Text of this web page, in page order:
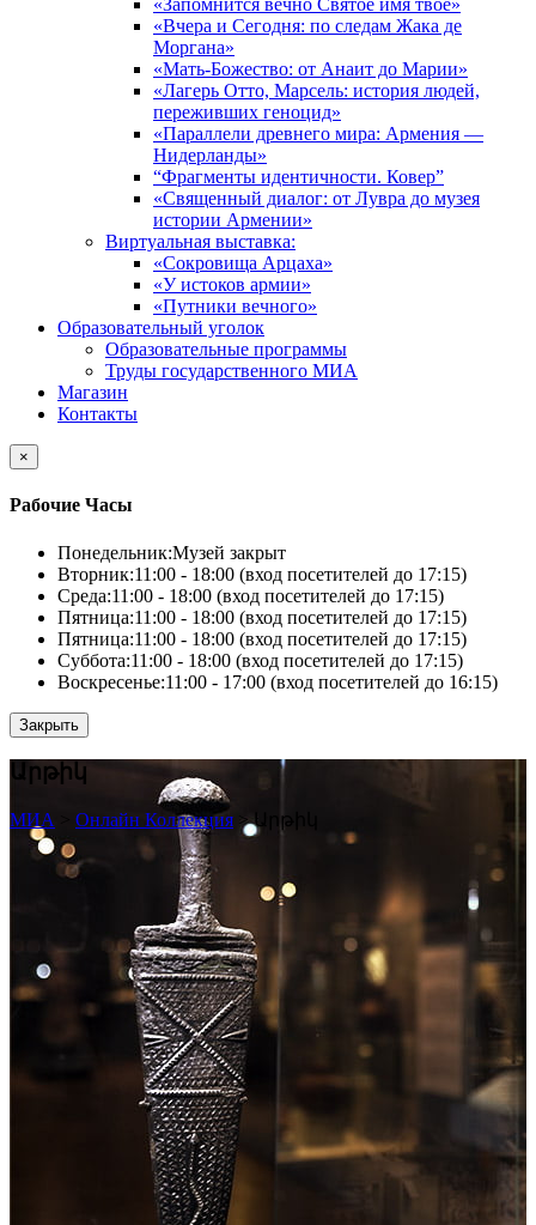
«Запомнится вечно Святое имя твоё»
«Вчера и Сегодня: по следам Жака де
Моргана»
«Мать-Божество: от Анаит до Марии»
«Лагерь Отто, Марсель: история людей,
переживших геноцид»
«Параллели древнего мира: Армения —
Нидерланды»
“Фрагменты идентичности. Ковер”
«Священный диалог: от Лувра до музея
истории Армении»
Виртуальная выставка:
«Сокровища Арцаха»
«У истоков армии»
«Путники вечного»
Образовательный уголок
Образовательные программы
Труды государственного МИА
Магазин
Контакты
×
Рабочие Часы
Понедельник:Музей закрыт
Вторник:11:00 - 18:00 (вход посетителей до 17:15)
Среда:11:00 - 18:00 (вход посетителей до 17:15)
Пятница:11:00 - 18:00 (вход посетителей до 17:15)
Пятница:11:00 - 18:00 (вход посетителей до 17:15)
Суббота:11:00 - 18:00 (вход посетителей до 17:15)
Воскресенье:11:00 - 17:00 (вход посетителей до 16:15)
Закрыть
Արթիկ
МИА Онлайн Коллекция >Արթիկ